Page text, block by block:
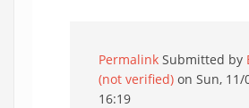
Permalink Submitted by
(not verified) on Sun, 11/
16:19